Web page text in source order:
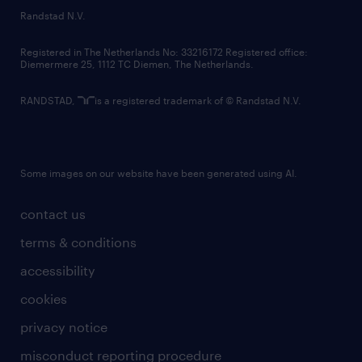
country websites
contact us
terms & conditions
accessibility
cookies
privacy notice
misconduct reporting procedure
Randstad N.V.
Registered in The Netherlands No: 33216172 Registered office:
Diemermere 25, 1112 TC Diemen, The Netherlands.
RANDSTAD, is a registered trademark of © Randstad N.V.
Some images on our website have been generated using AI.